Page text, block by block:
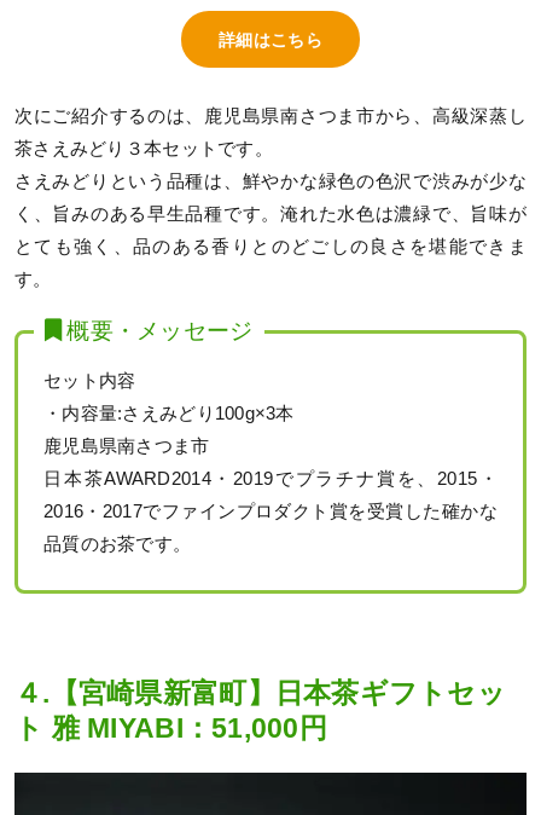
詳細はこちら
次にご紹介するのは、鹿児島県南さつま市から、高級深蒸し
茶さえみどり３本セットです。
さえみどりという品種は、鮮やかな緑色の色沢で渋みが少な
く、旨みのある早生品種です。淹れた水色は濃緑で、旨味が
とても強く、品のある香りとのどごしの良さを堪能できま
す。
概要・メッセージ
セット内容
・内容量:さえみどり100g×3本
鹿児島県南さつま市
日本茶AWARD2014・2019でプラチナ賞を、2015・
2016・2017でファインプロダクト賞を受賞した確かな
品質のお茶です。
４.【宮崎県新富町】日本茶ギフトセッ
ト 雅 MIYABI：51,000円